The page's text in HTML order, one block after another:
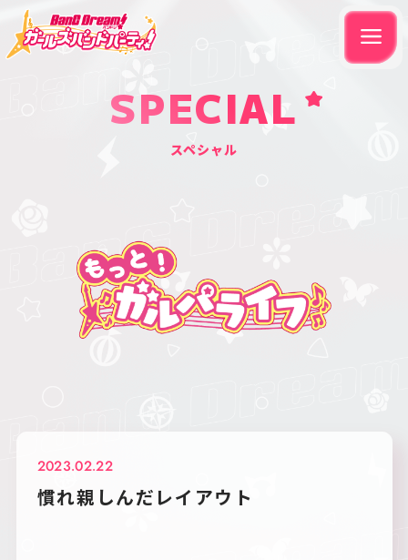
SPECIAL
スペシャル
2023.02.22
慣れ親しんだレイアウト